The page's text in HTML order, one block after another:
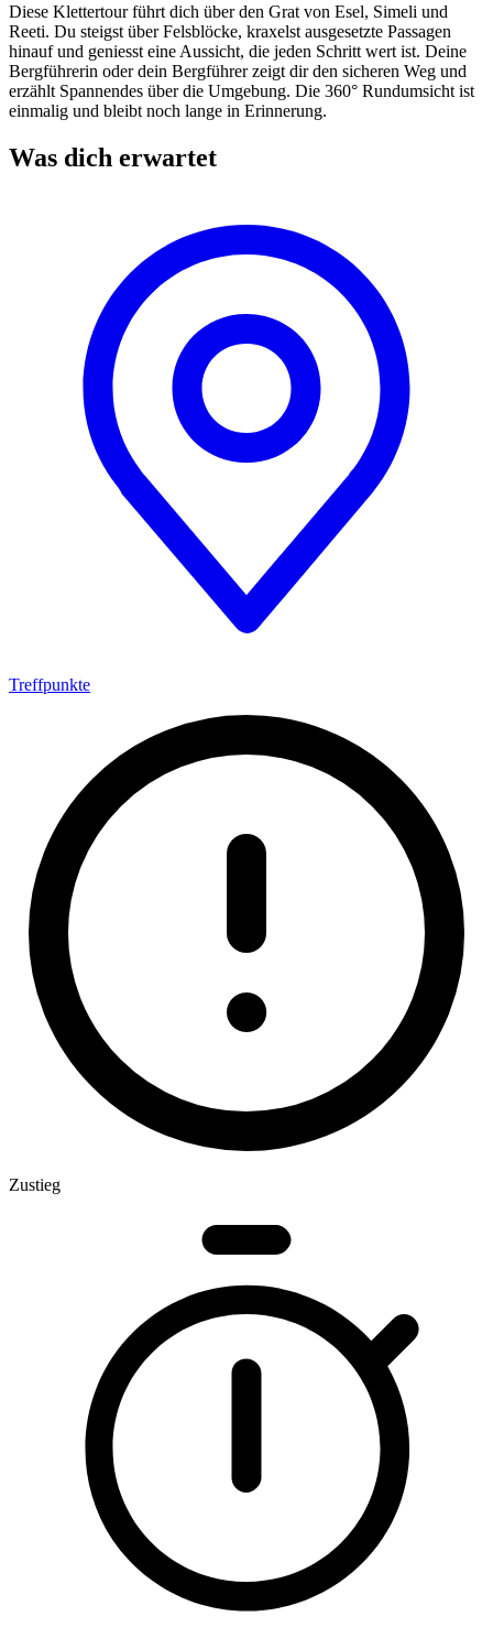
Diese Klettertour führt dich über den Grat von Esel, Simeli und
Reeti. Du steigst über Felsblöcke, kraxelst ausgesetzte Passagen
hinauf und geniesst eine Aussicht, die jeden Schritt wert ist. Deine
Bergführerin oder dein Bergführer zeigt dir den sicheren Weg und
erzählt Spannendes über die Umgebung. Die 360° Rundumsicht ist
einmalig und bleibt noch lange in Erinnerung.
Was dich erwartet
Treffpunkte
Zustieg